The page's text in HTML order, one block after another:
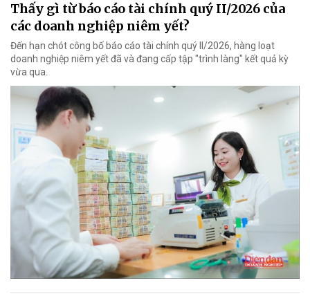
Thấy gì từ báo cáo tài chính quý II/2026 của
các doanh nghiệp niêm yết?
Đến hạn chót công bố báo cáo tài chính quý II/2026, hàng loạt
doanh nghiệp niêm yết đã và đang cấp tập "trình làng" kết quả kỳ
vừa qua.